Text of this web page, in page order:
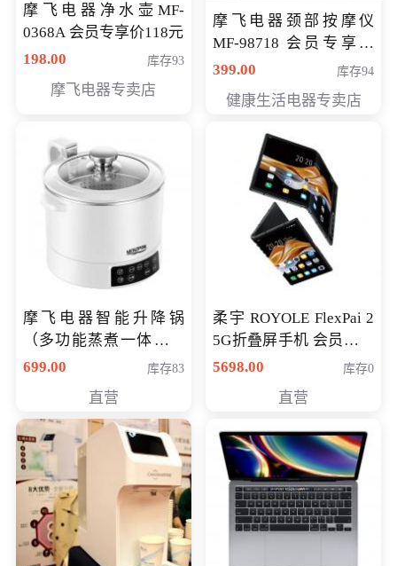
摩飞电器净水壶MF-
0368A 会员专享价118元
198.00
库存93
摩飞电器专卖店
摩飞电器颈部按摩仪
MF-98718 会员专享价
299元
399.00 库存94
健康生活电器专卖店
摩飞电器智能升降锅
（多功能蒸煮一体锅）
（智能升降养生锅） 会
699.00 库存83
直营
柔宇 ROYOLE FlexPai 2
5G折叠屏手机 会员专享
购买价格 4998元
5698.00 库存0
直营